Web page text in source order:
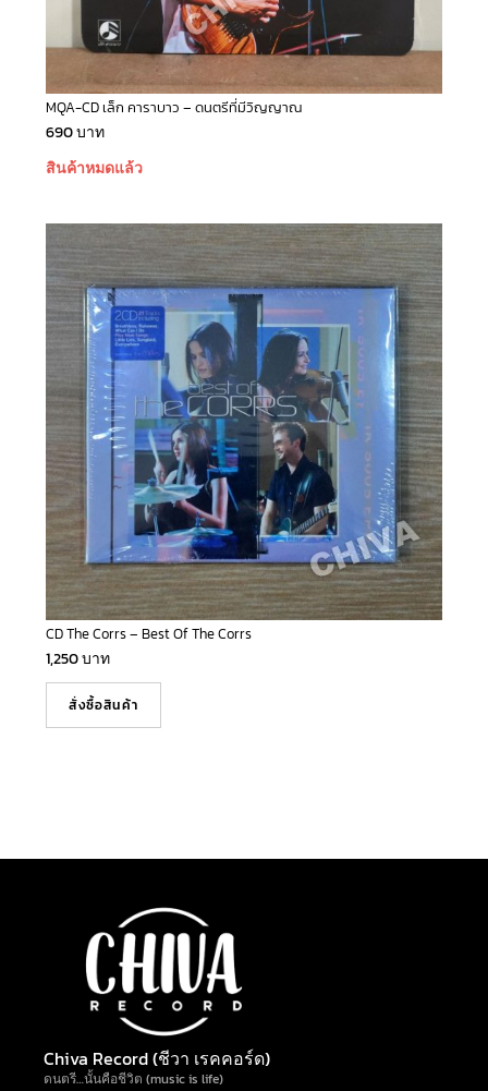
MQA-CD เล็ก คาราบาว – ดนตรีที่มีวิญญาณ
690บาท
สินค้าหมดแล้ว
CD The Corrs – Best Of The Corrs
1,250บาท
สั่งซื้อสินค้า
Chiva Record (ชีวา เรคคอร์ด)
ดนตรี…นั้นคือชีวิต (music is life)